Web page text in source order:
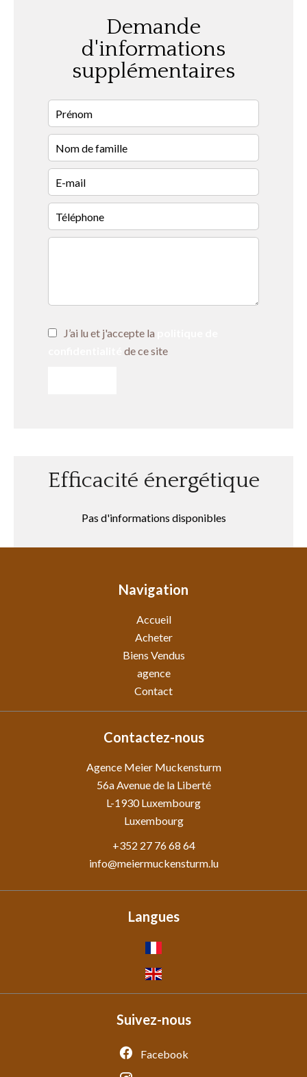
Demande
d'informations
supplémentaires
J’ai lu et j'accepte la
de ce site
Efficacité énergétique
Pas d'informations disponibles
Navigation
Accueil
Acheter
Biens Vendus
agence
Contact
Contactez-nous
Agence Meier Muckensturm
56a Avenue de la Liberté
L-1930Luxembourg
Luxembourg
+352 27 76 68 64
info@meiermuckensturm.lu
Langues
Suivez-nous
Facebook